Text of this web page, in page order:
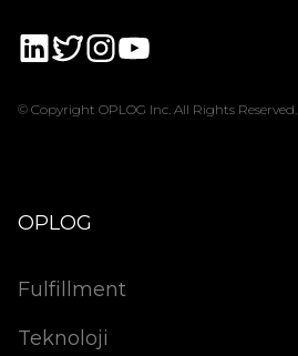
© Copyright OPLOG Inc. All Rights Reserved.
OPLOG
Fulfillment
Teknoloji